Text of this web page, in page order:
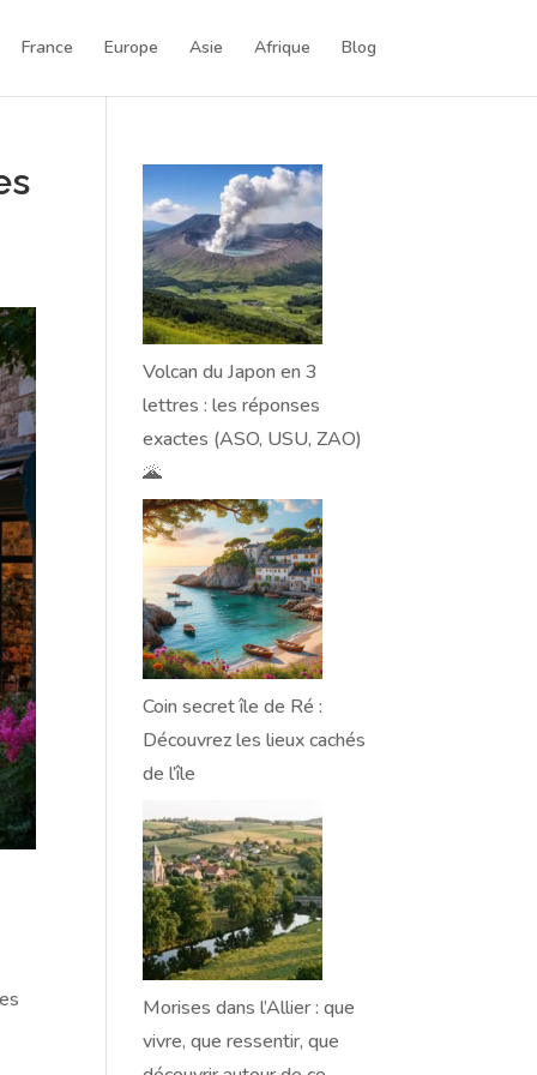
France Europe Asie Afrique Blog
Volcan du Japon en 3
lettres : les réponses
exactes (ASO, USU, ZAO)
🌋
Coin secret île de Ré :
Découvrez les lieux cachés
de l’île
Morises dans l’Allier : que
vivre, que ressentir, que